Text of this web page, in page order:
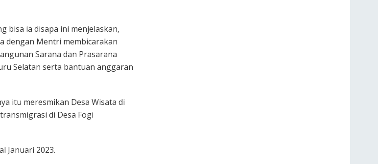
bisa ia disapa ini menjelaskan,
dengan Mentri membicarakan
Sarana dan Prasarana
Selatan serta bantuan anggaran
itu meresmikan Desa Wisata di
di Desa Fogi
Januari 2023.